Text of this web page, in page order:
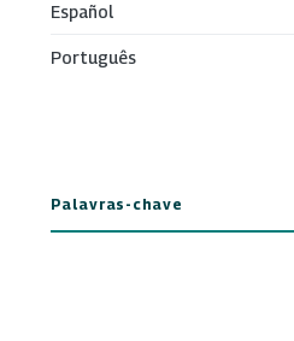
Español
Português
Palavras-chave